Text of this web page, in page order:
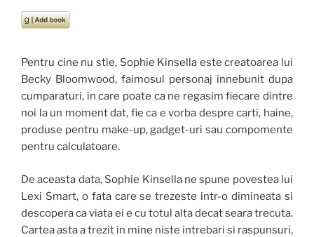
Pentru cine nu stie, Sophie Kinsella este creatoarea lui
Becky Bloomwood, faimosul personaj innebunit dupa
cumparaturi, in care poate ca ne regasim fiecare dintre
noi la un moment dat, fie ca e vorba despre carti, haine,
produse pentru make-up, gadget-uri sau compomente
pentru calculatoare.
De aceasta data, Sophie Kinsella ne spune povestea lui
Lexi Smart, o fata care se trezeste intr-o dimineata si
descopera ca viata ei e cu totul alta decat seara trecuta.
Cartea asta a trezit in mine niste intrebari si raspunsuri,